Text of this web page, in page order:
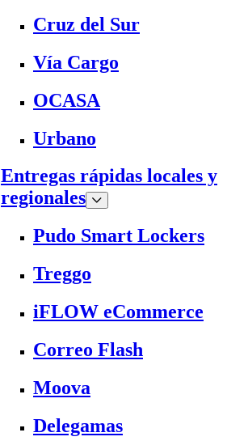
Cruz del Sur
Vía Cargo
OCASA
Urbano
Entregas rápidas locales y
regionales
Pudo Smart Lockers
Treggo
iFLOW eCommerce
Correo Flash
Moova
Delegamas